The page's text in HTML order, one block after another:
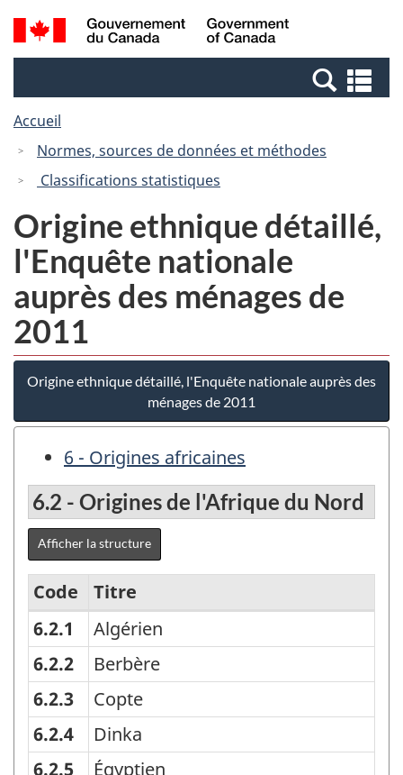
Passer
au
Passer
à
Canada
Recherche
et
et
Accueil
Normes, sources de données et méthodes
Classifications statistiques
Origine ethnique détaillé,
l'Enquête nationale
auprès des ménages de
2011
Origine ethnique détaillé, l'Enquête nationale auprès des
ménages de 2011
6 - Origines africaines
6.2 - Origines de l'Afrique du Nord
Afficher la structure
Origine
ethnique
détaillé,
l'Enquête
nationale
Code
Titre
6.2.1
Algérien
6.2.2
Berbère
6.2.3
Copte
6.2.4
Dinka
6.2.5
Égyptien